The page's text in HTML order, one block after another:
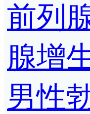
前列
腺增
男性